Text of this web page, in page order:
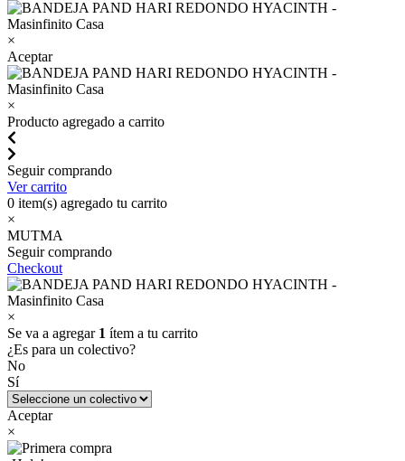
×
Aceptar
×
Producto agregado a carrito
Seguir comprando
Ver carrito
0 item(s) agregado tu carrito
×
MUTMA
Seguir comprando
Checkout
×
Se va a agregar 1 ítem a tu carrito
¿Es para un colectivo?
No
Sí
Aceptar
×